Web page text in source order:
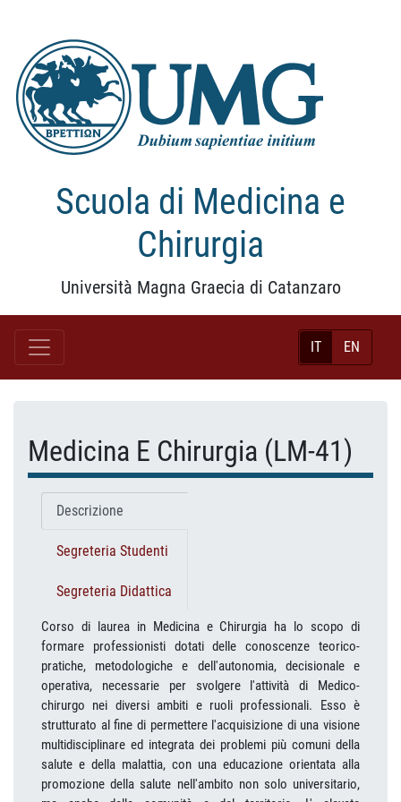
Scuola di Medicina e
Chirurgia
Università Magna Graecia di Catanzaro
IT EN
Medicina E Chirurgia (LM-41)
Descrizione
Segreteria Studenti
Segreteria Didattica
Corso di laurea in Medicina e Chirurgia ha lo scopo di
formare professionisti dotati delle conoscenze teorico-
pratiche, metodologiche e dell'autonomia, decisionale e
operativa, necessarie per svolgere l'attività di Medico-
chirurgo nei diversi ambiti e ruoli professionali. Esso è
strutturato al fine di permettere l'acquisizione di una visione
multidisciplinare ed integrata dei problemi più comuni della
salute e della malattia, con una educazione orientata alla
promozione della salute nell'ambito non solo universitario,